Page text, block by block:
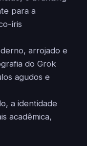
para a
íris
arrojado e
do Grok
agudos e
a identidade
acadêmica,